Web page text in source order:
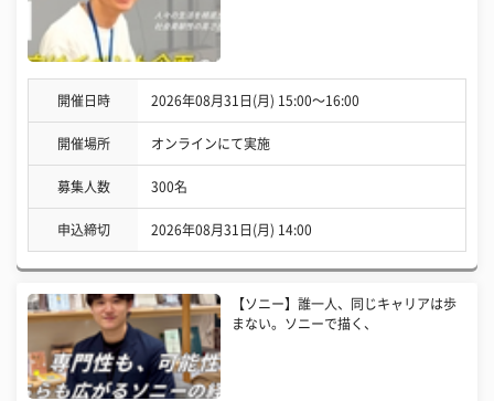
開催日時 2026年08月31日(月) 15:00〜16:00
開催場所 オンラインにて実施
募集人数 300名
申込締切 2026年08月31日(月) 14:00
【ソニー】誰一人、同じキャリアは歩
まない。ソニーで描く、